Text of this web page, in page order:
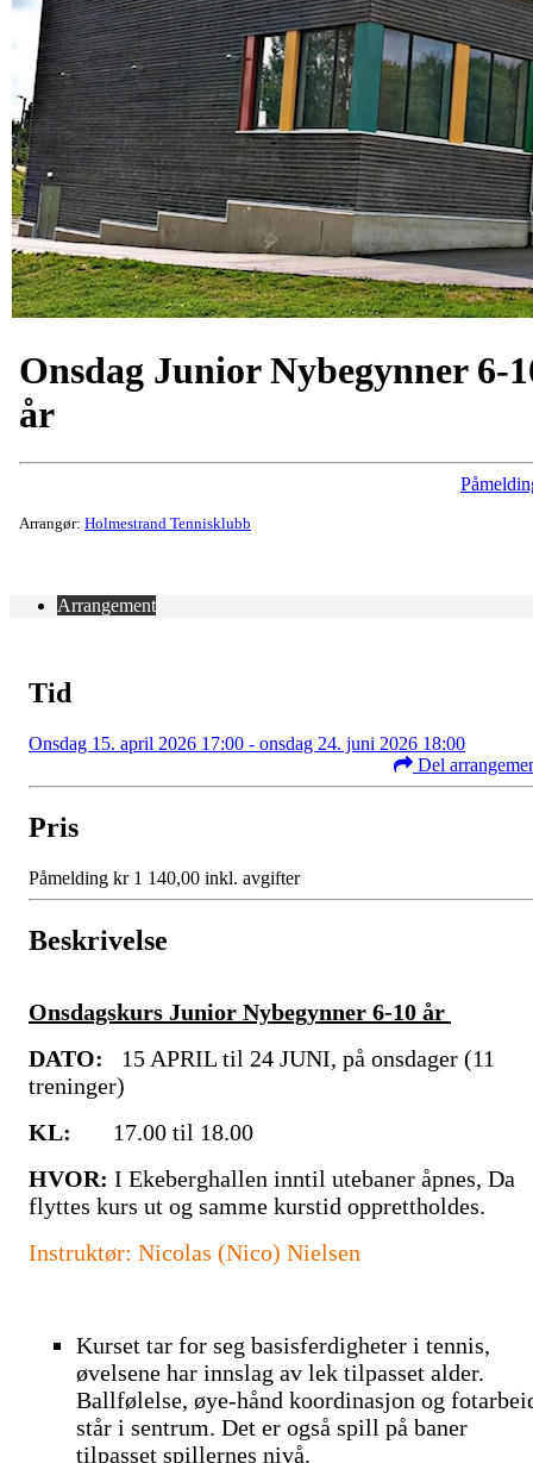
Onsdag Junior Nybegynner 6-
år
Arrangør: Holmestrand Tennisklubb
Arrangement
Tid
Onsdag 15. april 2026 17:00 - onsdag 24. juni 2026 18:00
Del
Pris
Påmelding kr 1 140,00 inkl. avgifter
Beskrivelse
Onsdagskurs Junior Nybegynner 6-10 år
DATO:
15 APRIL til 24 JUNI, på onsdager (11
treninger)
KL:
17.00 til 18.00
HVOR: I Ekeberghallen inntil utebaner åpnes, Da
flyttes kurs ut og samme kurstid opprettholdes.
Instruktør: Nicolas (Nico) Nielsen
Kurset tar for seg basisferdigheter i tennis,
øvelsene har innslag av lek tilpasset alder.
Ballfølelse, øye-hånd koordinasjon og
står i sentrum. Det er også spill på baner
tilpasset spillernes nivå.